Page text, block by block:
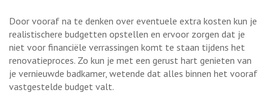
Door vooraf na te denken over eventuele extra kosten kun je
realistischere budgetten opstellen en ervoor zorgen dat je
niet voor financiële verrassingen komt te staan tijdens het
renovatieproces. Zo kun je met een gerust hart genieten van
je vernieuwde badkamer, wetende dat alles binnen het vooraf
vastgestelde budget valt.